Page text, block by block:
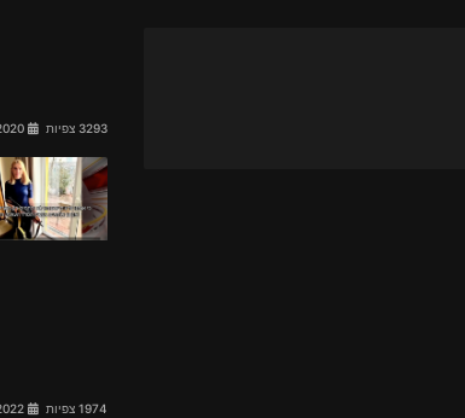
3293 צפיות
1974 צפיות